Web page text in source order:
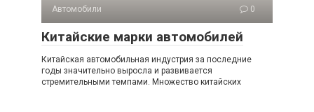
Автомобили 0
Китайские марки автомобилей
Китайская автомобильная индустрия за последние
годы значительно выросла и развивается
стремительными темпами. Множество китайских